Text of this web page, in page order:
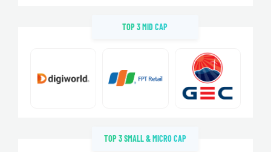
TOP 3 MID CAP
TOP 3 SMALL & MICRO CAP